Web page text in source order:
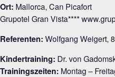
Ort: Mallorca, Can Picafort
Grupotel Gran Vista****
Referenten: Wolfgang Weigert,
Kindertraining: Dr. von
Trainingszeiten: Montag –